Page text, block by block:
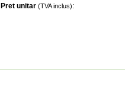
Pret unitar (TVA inclus):